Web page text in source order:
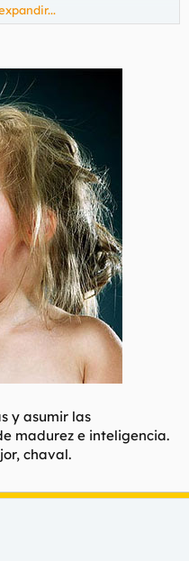
saber que eres un pobre
y asumir las
madurez e inteligencia.
chaval.